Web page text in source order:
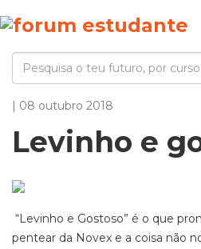
| 08 outubro 2018
Levinho e
“Levinho e Gostoso” é o que
pentear da Novex e a coisa não